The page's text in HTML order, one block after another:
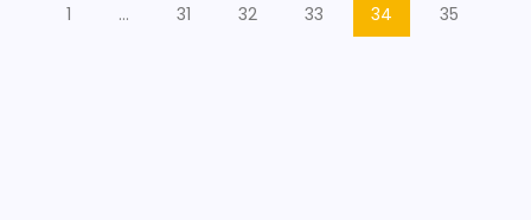
1 … 31 32 33 34 35